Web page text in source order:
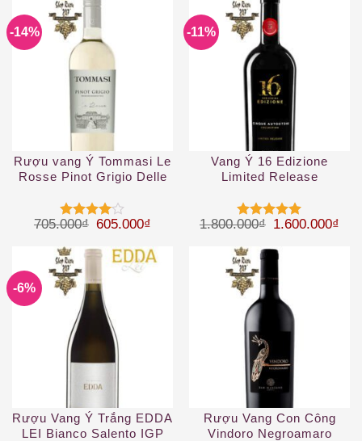
-14%
Rượu vang Ý Tommasi Le
Rosse Pinot Grigio Delle
Được
45 sao
705.000₫ Giá gốc là: 705.000₫.
605.000₫ Giá hiện tại là: 605.000₫.
-11%
Vang Ý 16 Edizione
Limited Release
Được xếp
sao
1.800.000₫ Giá gốc là:
1.600.000₫
-6%
Rượu Vang Ý Trắng EDDA
LEI Bianco Salento IGP
Rượu Vang Con Công
Vindoro Negroamaro